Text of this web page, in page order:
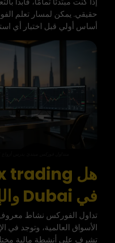
حقيقي. يمكن لمسار تعلم
أساس أولي قبل اختبار أي
في Dubai والإمارات؟
تداول الفوركس نشاط
الأسواق العالمية، وتوجد في
تشرف على أنشطة مالية